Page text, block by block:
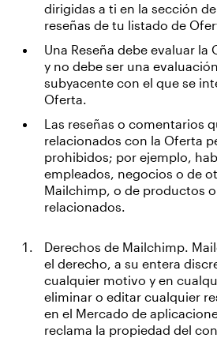
dirigidas a ti en la sección
reseñas de tu listado de
Una Reseña debe evaluar la
y no debe ser una
subyacente con el que se
Oferta.
Las reseñas o comentarios
relacionados con la Oferta
prohibidos; por ejemplo,
empleados, negocios o de
Mailchimp, o de productos
relacionados.
Derechos de Mailchimp.
el derecho, a su entera
cualquier motivo y en
eliminar o editar cualquier
en el Mercado de
reclama la propiedad del